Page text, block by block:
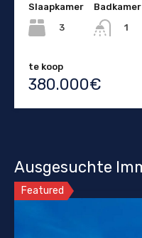
Slaapkamer
3
Badkamer
1
te koop
380.000€
Ausgesuchte
Featured